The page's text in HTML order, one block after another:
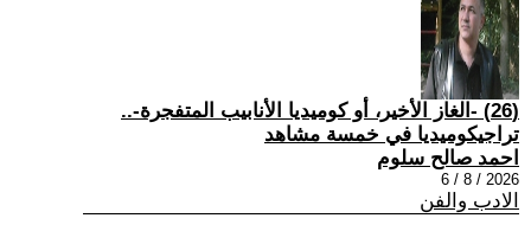
(26) -الغاز الأخير، أو كوميديا الأنابيب المتفجرة-..
تراجيكوميديا في خمسة مشاهد
احمد صالح سلوم
2026 / 8 / 6
الادب والفن